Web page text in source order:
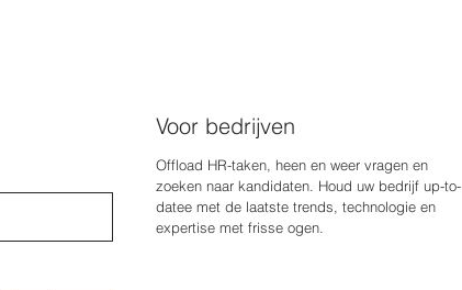
Voor bedrijven
Offload HR-taken, heen en weer vragen en
zoeken naar kandidaten. Houd uw bedrijf up-to-
datee met de laatste trends, technologie en
expertise met frisse ogen.